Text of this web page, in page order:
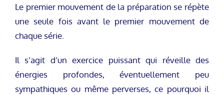
Le premier mouvement de la préparation se répète
une seule fois avant le premier mouvement de
chaque série.
Il s’agit d’un exercice puissant qui réveille des
énergies profondes, éventuellement peu
sympathiques ou même perverses, ce pourquoi il